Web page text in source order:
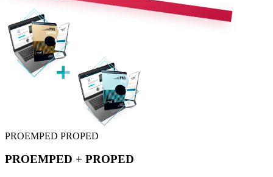
PROEMPED PROPED
PROEMPED + PROPED